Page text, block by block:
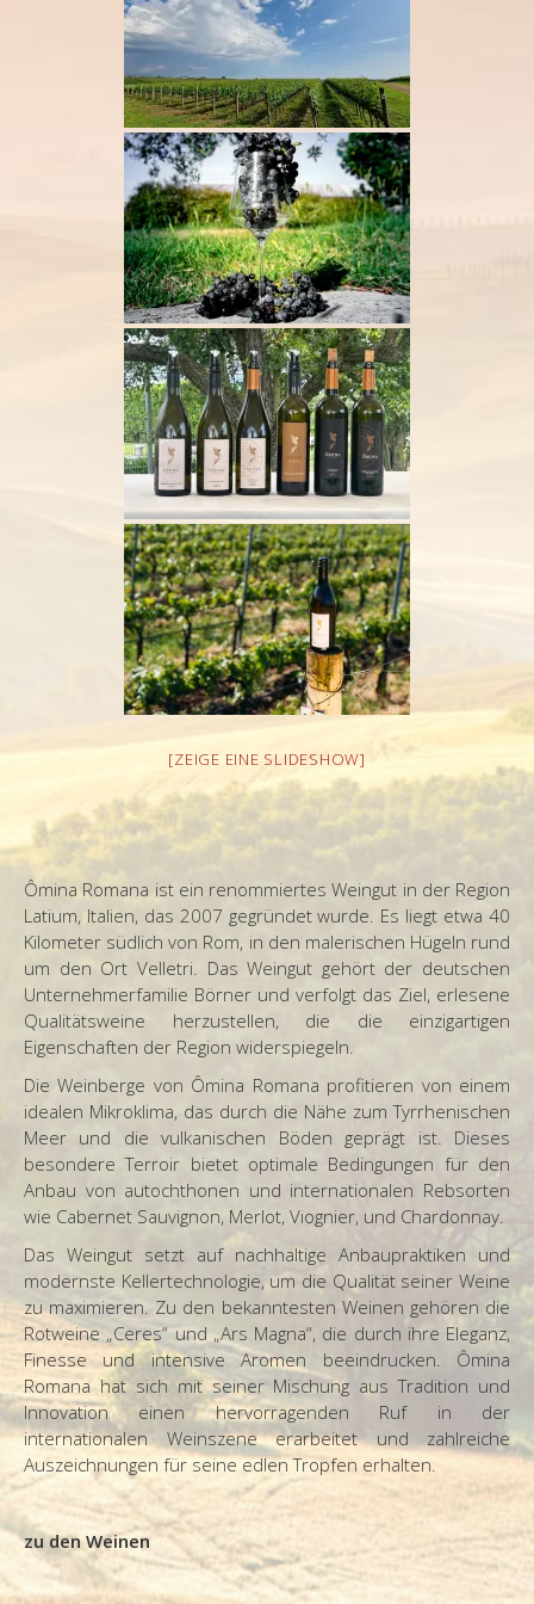
[ZEIGE EINE SLIDESHOW]
Ômina Romana ist ein renommiertes Weingut in der Region
Latium, Italien, das 2007 gegründet wurde. Es liegt etwa 40
Kilometer südlich von Rom, in den malerischen Hügeln rund
um den Ort Velletri. Das Weingut gehört der deutschen
Unternehmerfamilie Börner und verfolgt das Ziel, erlesene
Qualitätsweine herzustellen, die die einzigartigen
Eigenschaften der Region widerspiegeln.
Die Weinberge von Ômina Romana profitieren von einem
idealen Mikroklima, das durch die Nähe zum Tyrrhenischen
Meer und die vulkanischen Böden geprägt ist. Dieses
besondere Terroir bietet optimale Bedingungen für den
Anbau von autochthonen und internationalen Rebsorten
wie Cabernet Sauvignon, Merlot, Viognier, und Chardonnay.
Das Weingut setzt auf nachhaltige Anbaupraktiken und
modernste Kellertechnologie, um die Qualität seiner Weine
zu maximieren. Zu den bekanntesten Weinen gehören die
Rotweine „Ceres“ und „Ars Magna“, die durch ihre Eleganz,
Finesse und intensive Aromen beeindrucken. Ômina
Romana hat sich mit seiner Mischung aus Tradition und
Innovation einen hervorragenden Ruf in der
internationalen Weinszene erarbeitet und zahlreiche
Auszeichnungen für seine edlen Tropfen erhalten.
zu den Weinen